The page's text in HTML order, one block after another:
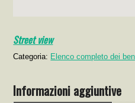
Street view
Categoria: Elenco completo dei
Informazioni aggiuntive